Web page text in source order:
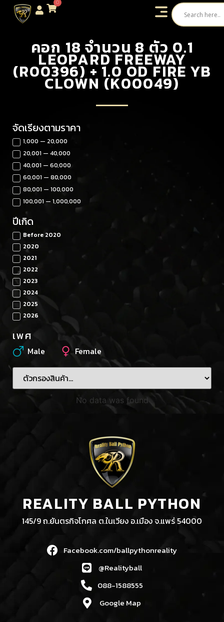
0
คอก 18 จำนวน 8 ตัว 0.1
LEOPARD FREEWAY
(R00396) + 1.0 OD FIRE YB
CLOWN (K00049)
จัดเรียงตามราคา
1,000 — 20,000
20,001 — 40,000
40,001 — 60,000
60,001 — 80,000
80,001 — 100,000
100,001 — 1,000,000
ปีเกิด
Before 2020
2020
2021
2022
2023
2024
2025
2026
เพศ
Male Female
No data was found
REALITY BALL PYTHON
145/9 ถ.ยันตรกิจโกศล ต.ในเวียง อ.เมือง จ.แพร่ 54000
Facebook.com/ballpythonreality
@Realityball
088-1588555
Google Map